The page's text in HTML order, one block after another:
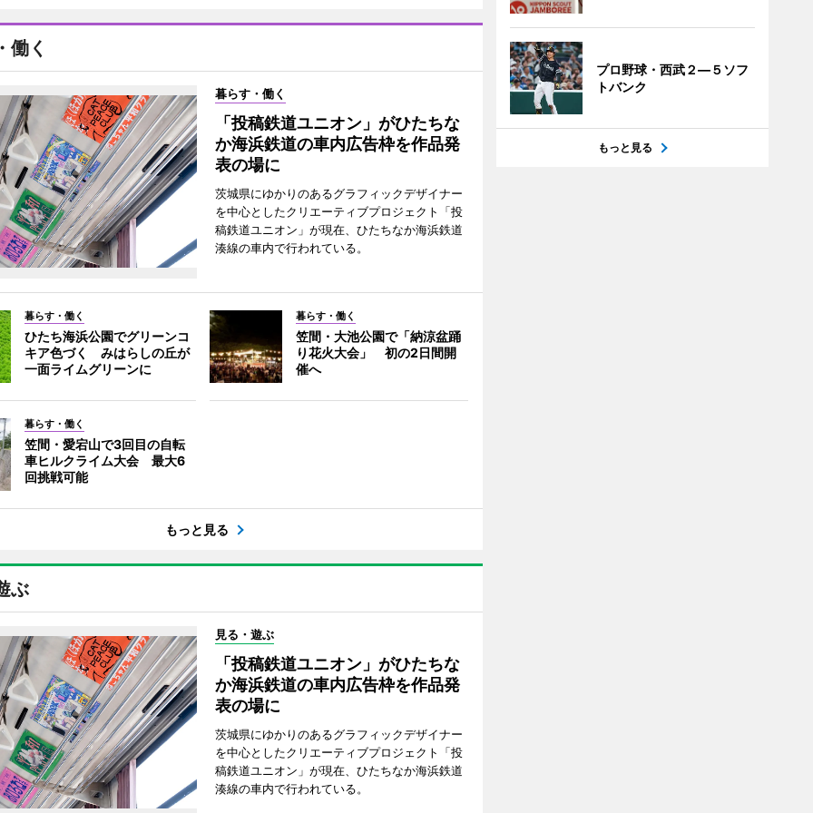
働く
暮らす・働く
「投稿鉄道ユニオン」がひたちな
か海浜鉄道の車内広告枠を作品発
表の場に
茨城県にゆかりのあるグラフィックデザイナー
を中心としたクリエーティブプロジェクト「投
稿鉄道ユニオン」が現在、ひたちなか海浜鉄道
湊線の車内で行われている。
暮らす・働く
ひたち海浜公園でグリーンコ
キア色づく みはらしの丘が
一面ライムグリーンに
暮らす・働く
笠間・大池公園で「納涼盆踊
り花火大会」 初の2日間開
催へ
暮らす・働く
笠間・愛宕山で3回目の自転
車ヒルクライム大会 最大6
回挑戦可能
もっと見る
ぶ
見る・遊ぶ
「投稿鉄道ユニオン」がひたちな
か海浜鉄道の車内広告枠を作品発
表の場に
茨城県にゆかりのあるグラフィックデザイナー
を中心としたクリエーティブプロジェクト「投
稿鉄道ユニオン」が現在、ひたちなか海浜鉄道
湊線の車内で行われている。
プロ野球・西武２―５ソフ
トバンク
もっと見る